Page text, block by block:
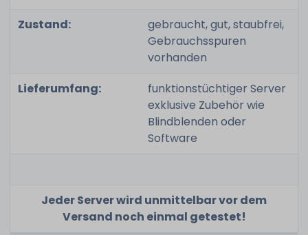
Zustand:
gebraucht, gut, staubfrei,
Gebrauchsspuren
vorhanden
Lieferumfang:
funktionstüchtiger Server
exklusive Zubehör wie
Blindblenden oder
Software
Jeder Server wird unmittelbar vor dem
Versand noch einmal getestet!